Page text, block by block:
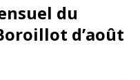
du
d’août